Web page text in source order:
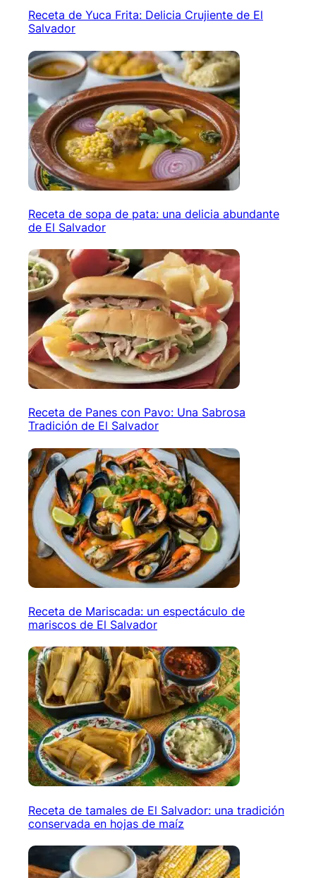
Receta de Yuca Frita: Delicia Crujiente de El
Salvador
Receta de sopa de pata: una delicia abundante
de El Salvador
Receta de Panes con Pavo: Una Sabrosa
Tradición de El Salvador
Receta de Mariscada: un espectáculo de
mariscos de El Salvador
Receta de tamales de El Salvador: una tradición
conservada en hojas de maíz